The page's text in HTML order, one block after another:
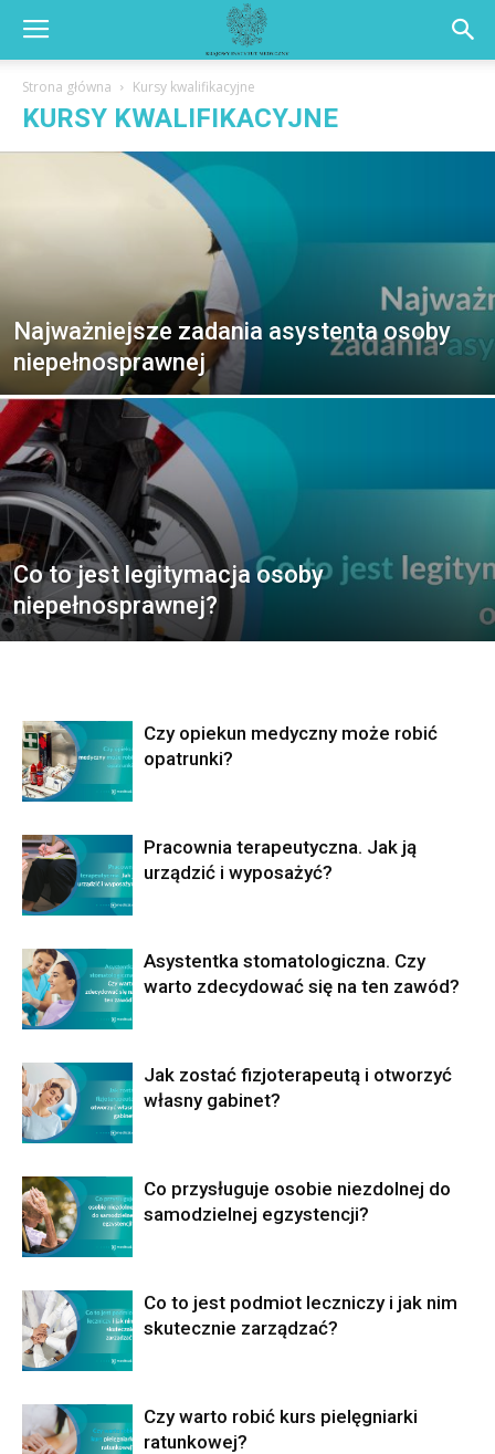
Strona główna Kursy kwalifikacyjne
KURSY KWALIFIKACYJNE
Najważniejsze zadania asystenta osoby
niepełnosprawnej
Co to jest legitymacja osoby
niepełnosprawnej?
Czy opiekun medyczny może robić
opatrunki?
Pracownia terapeutyczna. Jak ją
urządzić i wyposażyć?
Asystentka stomatologiczna. Czy
warto zdecydować się na ten zawód?
Jak zostać fizjoterapeutą i otworzyć
własny gabinet?
Co przysługuje osobie niezdolnej do
samodzielnej egzystencji?
Co to jest podmiot leczniczy i jak nim
skutecznie zarządzać?
Czy warto robić kurs pielęgniarki
ratunkowej?